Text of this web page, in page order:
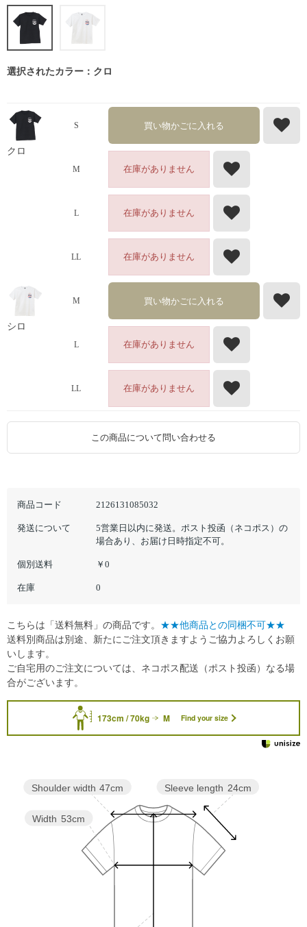
商品コード 2126131085032
発送について
5営業日以内に発送。ポスト投函（ネコポス）の
場合あり、お届け日時指定不可。
個別送料 ￥0
在庫 0
選択されたカラー：クロ
クロ
S 買い物かごに入れる
M 在庫がありません
L 在庫がありません
LL 在庫がありません
シロ
M 買い物かごに入れる
L 在庫がありません
LL 在庫がありません
この商品について問い合わせる
173cm / 70kg M Find your size
Sleeve length 24cm
Width 53cm
Shoulder width 47cm
こちらは「送料無料」の商品です。 ★★他商品との同梱不可★★
送料別商品は別途、新たにご注文頂きますようご協力よろしくお願
いします。
ご自宅用のご注文については、ネコポス配送（ポスト投函）なる場
合がございます。